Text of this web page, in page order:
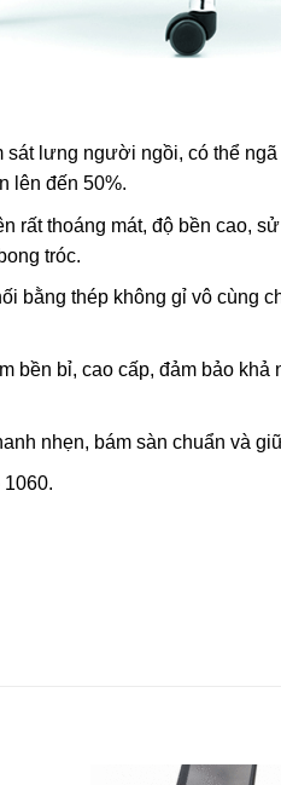
lưng người ngồi, có thể
lên đến 50%.
rất thoáng mát, độ bền cao,
tróc.
bằng thép không gỉ vô cùng
bền bỉ, cao cấp, đảm bảo
nhẹn, bám sàn chuẩn và